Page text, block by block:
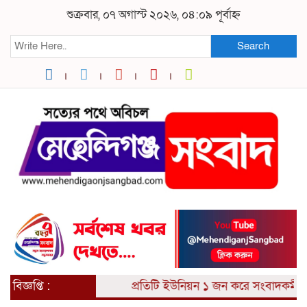
শুক্রবার, ০৭ অগাস্ট ২০২৬, ০৪:০৯ পূর্বাহ্ন
Search
বিজ্ঞপ্তি : প্রতিটি ইউনিয়ন ১ জন করে সংবাদকর্মী